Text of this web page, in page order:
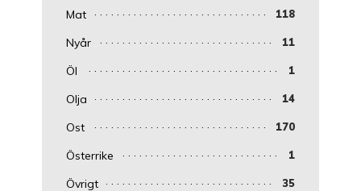
Mat 118
Nyår 11
Öl 1
Olja 14
Ost 170
Österrike 1
Övrigt 35